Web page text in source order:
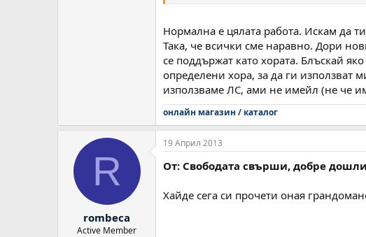
Доскоро интернет беше единствената
че няма значение кой е собственика на
идването на Гугъл! Отначало всички му се
място в Гугъл? Бай Иван с онлайн сервиза
Аз ще ви кажа: на първо място и на първа
групо, които в повечето случаи няма и да
Ще ви дам един пресен пример с един
приятели, все още го настройвам. Та
публикувам същия текст на
от текста. Ето какво изплю Гошо:
:evil:
Нормална е цялата работа. Искам да
Така, че всички сме наравно. Дори
се поддържат като хората. Блъскай
определени хора, за да ги използват
използваме ЛС, ами не имейл (не че
онлайн магазин / каталог
R
rombeca
Active Member
19 Април 2013
От: Свободата свърши, добре
Хайде сега си прочети оная